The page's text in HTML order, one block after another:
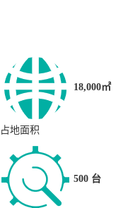
18,000㎡
占地面积
500 台